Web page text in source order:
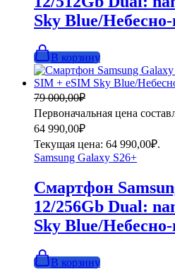
Sky Blue/Небесно-
В корзину
79 000,00₽
Первоначальная цена
64 990,00₽
Текущая цена: 64 990,00₽.
Samsung Galaxy S26+
Смартфон
12/256Gb Dual:
Sky Blue/Небесно-
В корзину